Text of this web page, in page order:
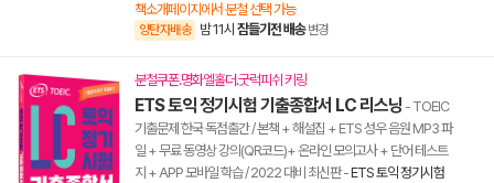
책소개페이지에서 분철 선택 가능
양탄자배송 밤 11시 잠들기전 배송 변경
분철쿠폰.명화엘홀더.굿럭피쉬 키링
ETS 토익 정기시험 기출종합서 LC 리스닝 - TOEIC
기출문제 한국 독점출간 / 본책 + 해설집 + ETS 성우 음원 MP3 파
일 + 무료 동영상 강의(QR코드)+ 온라인 모의고사 + 단어 테스트
지 + APP 모바일 학습 / 2022 대비 최신판-ETS 토익 정기시험